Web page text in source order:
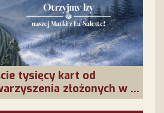
tysięcy kart od
złożonych w La